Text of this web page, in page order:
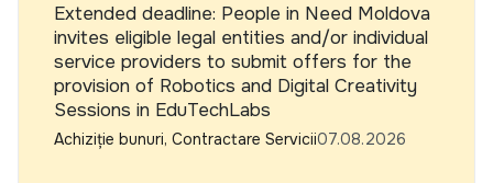
Extended deadline: People in Need Moldova
invites eligible legal entities and/or individual
service providers to submit offers for the
provision of Robotics and Digital Creativity
Sessions in EduTechLabs
Achiziție bunuri, Contractare Servicii07.08.2026